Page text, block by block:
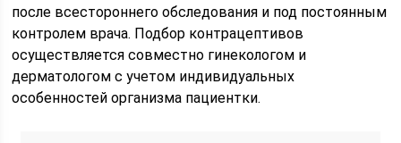
после всестороннего обследования и под постоянным
контролем врача. Подбор контрацептивов
осуществляется совместно гинекологом и
дерматологом с учетом индивидуальных
особенностей организма пациентки.